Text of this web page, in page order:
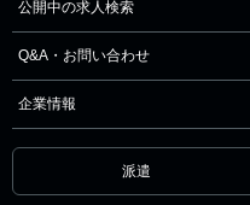
公開中の求人検索
Q&A・お問い合わせ
企業情報
派遣